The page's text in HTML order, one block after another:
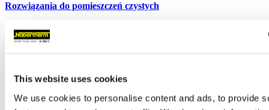
This website uses cookies
We use cookies to personalise content and ads, to provide
Rozwiązania do pomieszczeń czystych
Przejdź do produktu